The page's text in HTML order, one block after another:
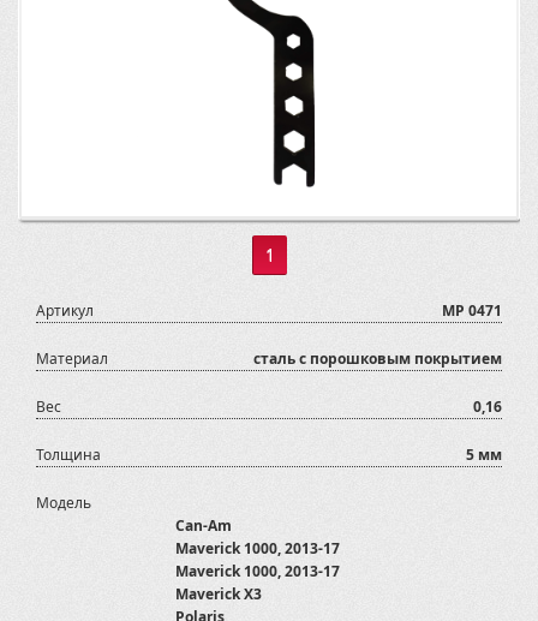
1
Артикул MP 0471
Материал сталь с порошковым покрытием
Вес 0,16
Толщина 5 мм
Модель
Can-Am
Maverick 1000, 2013-17
Maverick 1000, 2013-17
Maverick X3
Polaris